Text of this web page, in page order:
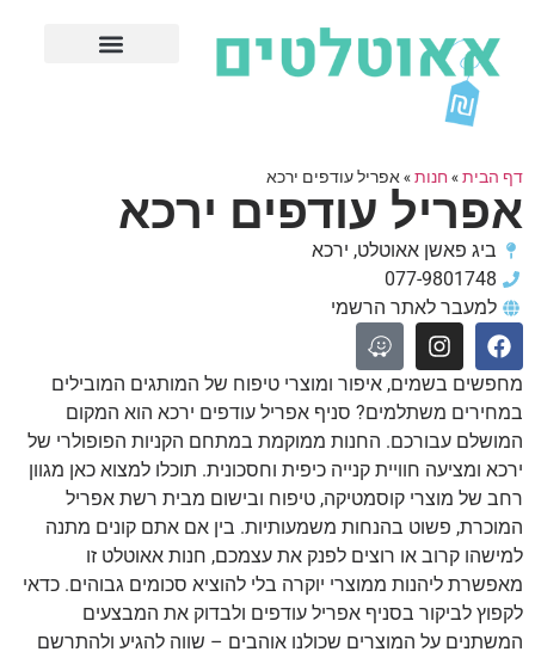
דף הבית» חנות»אפריל עודפים ירכא
אפריל עודפים ירכא
ביג פאשן אאוטלט, ירכא
077-9801748
למעבר לאתר הרשמי
מחפשים בשמים, איפור ומוצרי טיפוח של המותגים המובילים
במחירים משתלמים? סניף אפריל עודפים ירכא הוא המקום
המושלם עבורכם. החנות ממוקמת במתחם הקניות הפופולרי של
ירכא ומציעה חוויית קנייה כיפית וחסכונית. תוכלו למצוא כאן מגוון
רחב של מוצרי קוסמטיקה, טיפוח ובישום מבית רשת אפריל
המוכרת, פשוט בהנחות משמעותיות. בין אם אתם קונים מתנה
למישהו קרוב או רוצים לפנק את עצמכם, חנות אאוטלט זו
מאפשרת ליהנות ממוצרי יוקרה בלי להוציא סכומים גבוהים. כדאי
לקפוץ לביקור בסניף אפריל עודפים ולבדוק את המבצעים
המשתנים על המוצרים שכולנו אוהבים – שווה להגיע ולהתרשם